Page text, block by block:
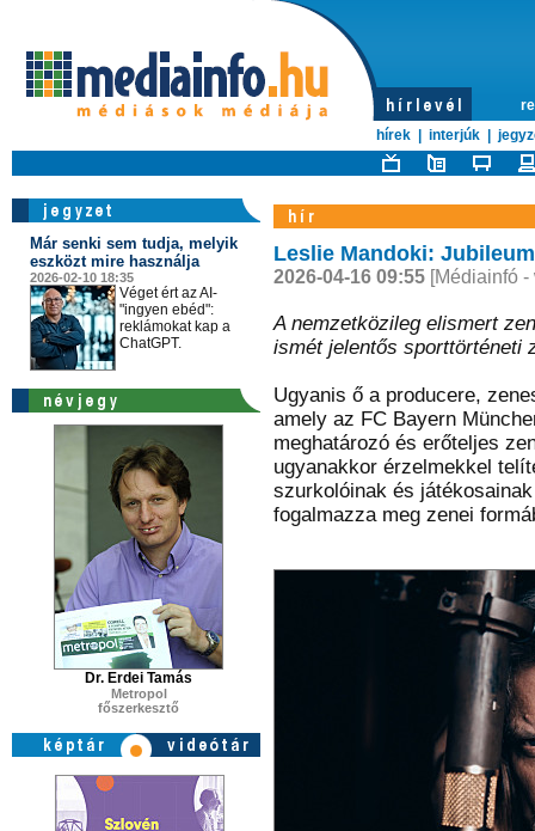
hírek
interjúk
Már senki sem tudja, melyik
eszközt mire használja
2026-02-10 18:35
Véget ért az AI-
"ingyen ebéd":
reklámokat kap a
ChatGPT.
Dr. Erdei Tamás
Metropol
főszerkesztő
Leslie Mandoki:
2026-04-16 09:55[Médiainfó -
A nemzetközileg elismert
ismét jelentős sporttörténeti
Ugyanis ő a producere,
amely az FC Bayern
meghatározó és erőteljes
ugyanakkor érzelmekkel
szurkolóinak és
fogalmazza meg zenei